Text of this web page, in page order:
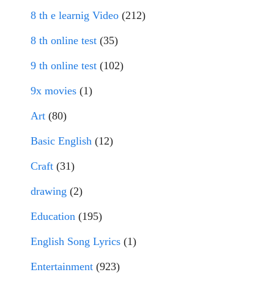
8 th e learnig Video (212)
8 th online test (35)
9 th online test (102)
9x movies (1)
Art (80)
Basic English (12)
Craft (31)
drawing (2)
Education (195)
English Song Lyrics (1)
Entertainment (923)